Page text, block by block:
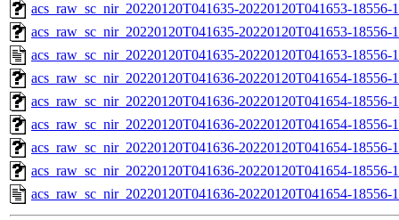
acs_raw_sc_nir_20220120T041635-20220120T041653-18556-
acs_raw_sc_nir_20220120T041635-20220120T041653-18556-
acs_raw_sc_nir_20220120T041635-20220120T041653-18556-
acs_raw_sc_nir_20220120T041636-20220120T041654-
acs_raw_sc_nir_20220120T041636-20220120T041654-18556-
acs_raw_sc_nir_20220120T041636-20220120T041654-18556-
acs_raw_sc_nir_20220120T041636-20220120T041654-18556-
acs_raw_sc_nir_20220120T041636-20220120T041654-18556-
acs_raw_sc_nir_20220120T041636-20220120T041654-18556-